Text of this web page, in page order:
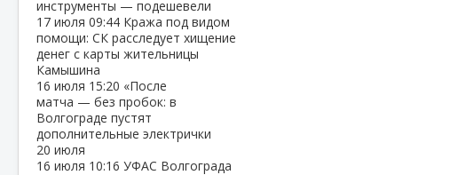
инструменты — подешевели
17 июля 09:44 Кража под видом
помощи: СК расследует хищение
денег с карты жительницы
Камышина
16 июля 15:20 «После
матча — без пробок: в
Волгограде пустят
дополнительные электрички
20 июля
16 июля 10:16 УФАС Волгограда